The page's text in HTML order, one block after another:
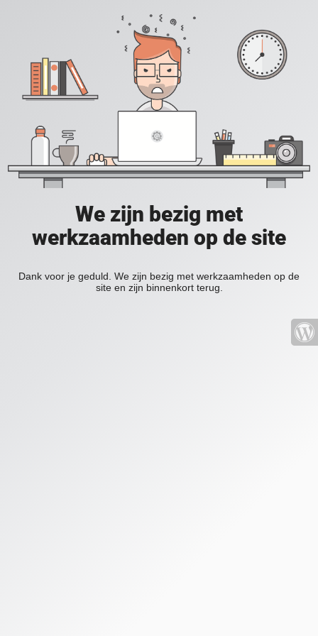
We zijn bezig met
werkzaamheden op de site
Dank voor je geduld. We zijn bezig met werkzaamheden op de
site en zijn binnenkort terug.